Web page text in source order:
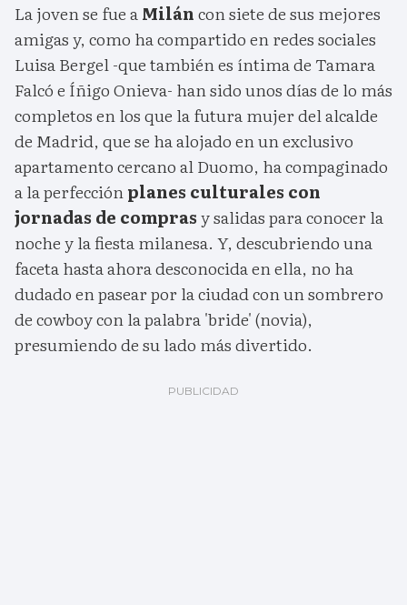
La joven se fue aMiláncon siete de sus mejores
amigas y, como ha compartido en redes sociales
Luisa Bergel -que también es íntima de Tamara
Falcó e Íñigo Onieva- han sido unos días de lo más
completos en los que la futura mujer del alcalde
de Madrid, que se ha alojado en un exclusivo
apartamento cercano al Duomo, ha compaginado
a la perfecciónplanes culturales con
jornadas de comprasy salidas para conocer la
noche y la fiesta milanesa. Y, descubriendo una
faceta hasta ahora desconocida en ella, no ha
dudado en pasear por la ciudad con un sombrero
de cowboy con la palabra 'bride' (novia),
presumiendo de su lado más divertido.